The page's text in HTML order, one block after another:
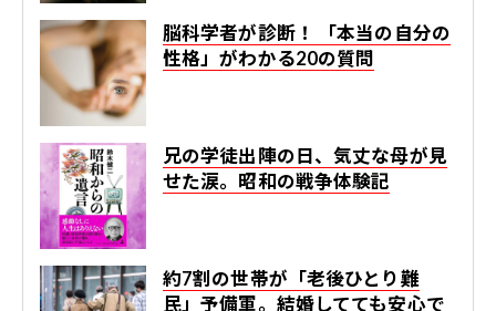
脳科学者が診断！ 「本当の自分の
性格」がわかる20の質問
兄の学徒出陣の日、気丈な母が見
せた涙。昭和の戦争体験記
約7割の世帯が「老後ひとり難
民」予備軍。結婚してても安心で